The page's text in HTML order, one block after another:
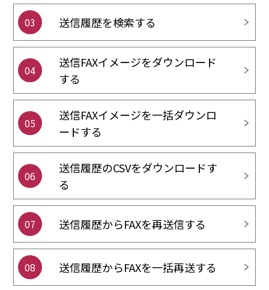
03 送信履歴を検索する
04
送信FAXイメージをダウンロード
する
05
送信FAXイメージを一括ダウンロ
ードする
06
送信履歴のCSVをダウンロードす
る
07 送信履歴からFAXを再送信する
08 送信履歴からFAXを一括再送する